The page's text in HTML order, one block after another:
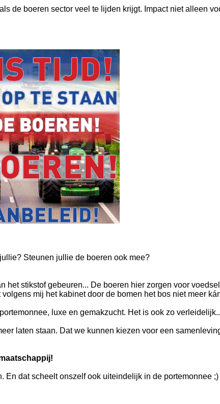
de boeren sector veel te lijden krijgt. Impact niet alleen
Steunen jullie de boeren ook mee?
het stikstof gebeuren... De boeren hier zorgen voor
mij het kabinet door de bomen het bos niet meer
luxe en gemakzucht. Het is ook zo
laten staan. Dat we kunnen kiezen voor een
En dat scheelt onszelf ook uiteindelijk in de portemonnee ;)